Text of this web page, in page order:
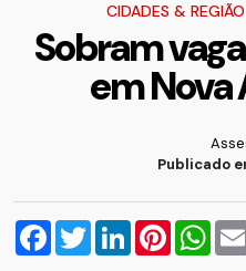
CIDADES & REGIÃO
Sobram
em
Publicado
Facebook
TwitterLinkedInPinterest